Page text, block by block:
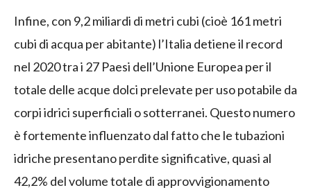
Infine, con 9,2 miliardi di metri cubi (cioè 161 metri
cubi di acqua per abitante) l’Italia detiene il record
nel 2020 tra i 27 Paesi dell’Unione Europea per il
totale delle acque dolci prelevate per uso potabile da
corpi idrici superficiali o sotterranei. Questo numero
è fortemente influenzato dal fatto che le tubazioni
idriche presentano perdite significative, quasi al
42,2% del volume totale di approvvigionamento